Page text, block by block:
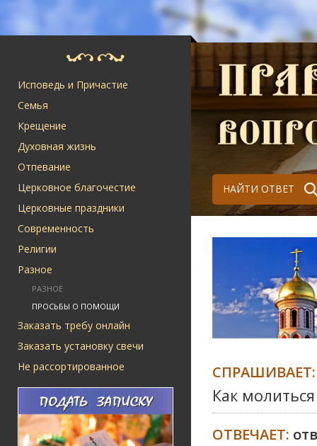
Исповедь и Причастие
Семья
Крещение
Духовная жизнь
Отпевание
Церковное благочестие
Церковные праздники
Современность
Религии
Разное
РАЗНОЕ
ПРОСЬБЫ О ПОМОЩИ
Заказать требу онлайн
Заказать установку свечи
Не рассортированное
НАЙТИ ОТВЕТ
СПРАШИВАЕТ:
Как
ОТВЕЧАЕТ: